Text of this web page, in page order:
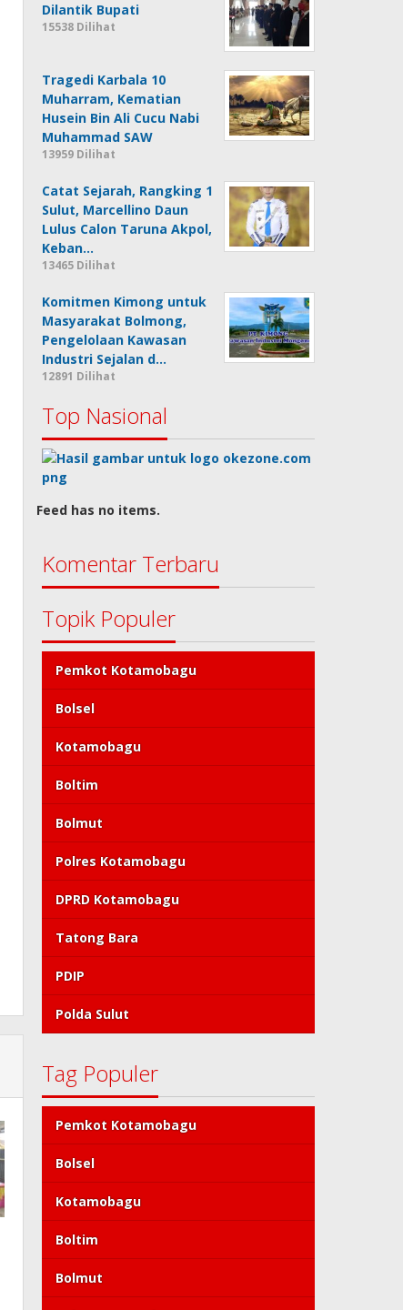
Dilantik Bupati
15538 Dilihat
Tragedi Karbala 10
Muharram, Kematian
Husein Bin Ali Cucu Nabi
Muhammad SAW
13959 Dilihat
Catat Sejarah, Rangking 1
Sulut, Marcellino Daun
Lulus Calon Taruna Akpol,
Keban…
13465 Dilihat
Komitmen Kimong untuk
Masyarakat Bolmong,
Pengelolaan Kawasan
Industri Sejalan d…
12891 Dilihat
Top Nasional
Feed has no items.
Komentar Terbaru
Topik Populer
Pemkot Kotamobagu
Bolsel
Kotamobagu
Boltim
Bolmut
Polres Kotamobagu
DPRD Kotamobagu
Tatong Bara
PDIP
Polda Sulut
Tag Populer
Pemkot Kotamobagu
Bolsel
Kotamobagu
Boltim
Bolmut